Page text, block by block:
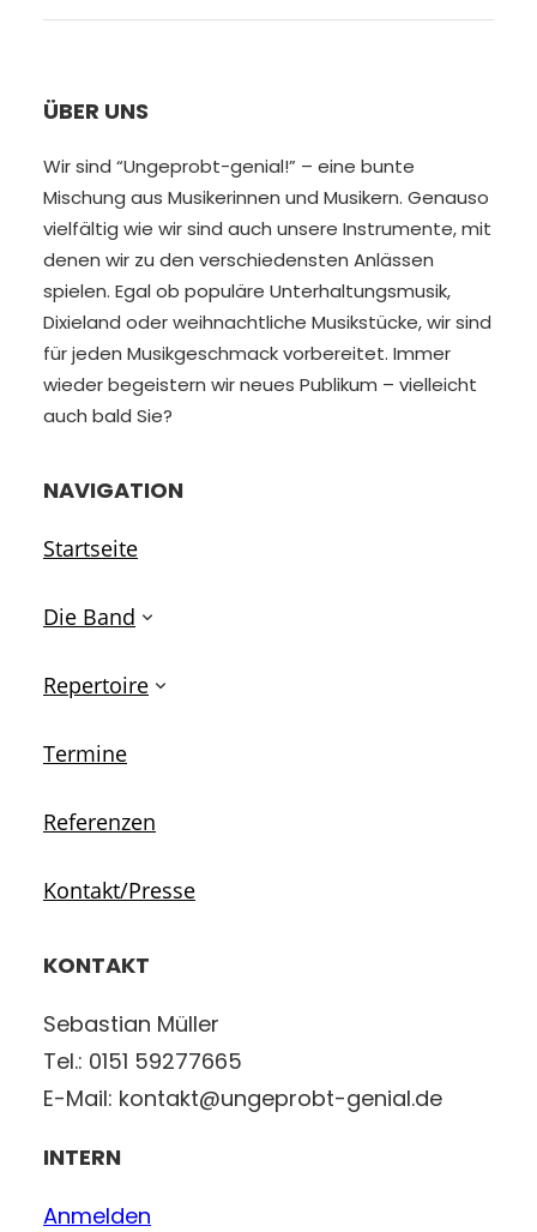
ÜBER UNS
Wir sind “Ungeprobt-genial!” – eine bunte
Mischung aus Musikerinnen und Musikern. Genauso
vielfältig wie wir sind auch unsere Instrumente, mit
denen wir zu den verschiedensten Anlässen
spielen. Egal ob populäre Unterhaltungsmusik,
Dixieland oder weihnachtliche Musikstücke, wir sind
für jeden Musikgeschmack vorbereitet. Immer
wieder begeistern wir neues Publikum – vielleicht
auch bald Sie?
NAVIGATION
Startseite
Die Band
Repertoire
Termine
Referenzen
Kontakt/Presse
KONTAKT
Sebastian Müller
Tel.: 0151 59277665
E-Mail: kontakt@ungeprobt-genial.de
INTERN
Anmelden